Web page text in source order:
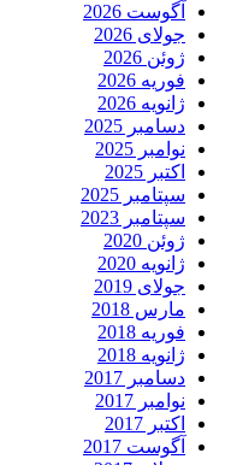
آگوست 2026
جولای 2026
ژوئن 2026
فوریه 2026
ژانویه 2026
دسامبر 2025
نوامبر 2025
اکتبر 2025
سپتامبر 2025
سپتامبر 2023
ژوئن 2020
ژانویه 2020
جولای 2019
مارس 2018
فوریه 2018
ژانویه 2018
دسامبر 2017
نوامبر 2017
اکتبر 2017
آگوست 2017